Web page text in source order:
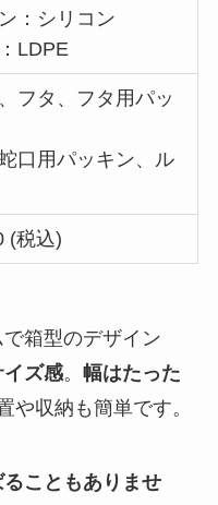
：シリコン
LDPE
フタ、フタ用パッ
口用パッキン、ル
(税込)
箱型のデザイン
ズ感。 幅はたった
や収納も簡単です。
こともありませ